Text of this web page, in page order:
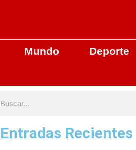
Mundo Deporte
Entradas Recientes